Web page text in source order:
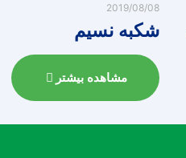
2019/08/08
شکبه نسیم
مشاهده بیشتر